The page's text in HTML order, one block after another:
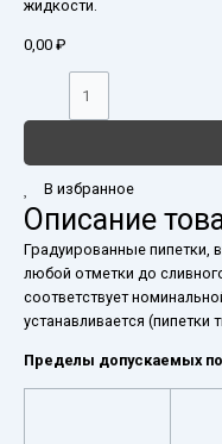
жидкости.
0,00 ₽
В избранное
Описание
Градуированные пипетки,
любой отметки до
соответствует
устанавливается (пипетки
Пределы допускаемых